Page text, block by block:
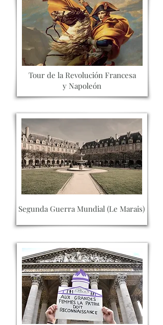
Tour de la Revolución Francesa
y Napoleón
Segunda Guerra Mundial (Le Marais)